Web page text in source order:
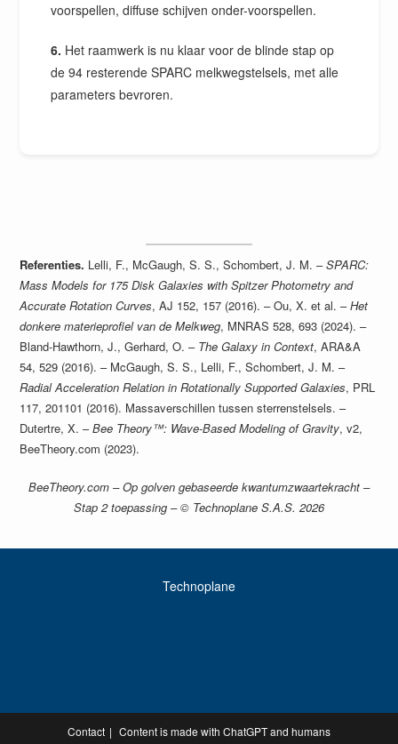
voorspellen, diffuse schijven onder-voorspellen.
6. Het raamwerk is nu klaar voor de blinde stap op
de 94 resterende SPARC melkwegstelsels, met alle
parameters bevroren.
Referenties. Lelli, F., McGaugh, S. S., Schombert, J. M. –SPARC:
Mass Models for 175 Disk Galaxies with Spitzer Photometry and
Accurate Rotation Curves, AJ 152, 157 (2016). – Ou, X. et al. –Het
donkere materieprofiel van de Melkweg, MNRAS 528, 693 (2024). –
Bland-Hawthorn, J., Gerhard, O. – The Galaxy in Context, ARA&A
54, 529 (2016). – McGaugh, S. S., Lelli, F., Schombert, J. M. –
Radial Acceleration Relation in Rotationally Supported Galaxies, PRL
117, 201101 (2016). Massaverschillen tussen sterrenstelsels. –
Dutertre, X. –Bee Theory™: Wave-Based Modeling of Gravity, v2,
BeeTheory.com (2023).
BeeTheory.com – Op golven gebaseerde kwantumzwaartekracht –
Stap 2 toepassing – © Technoplane S.A.S. 2026
Technoplane
Contact Content is made with ChatGPT and humans